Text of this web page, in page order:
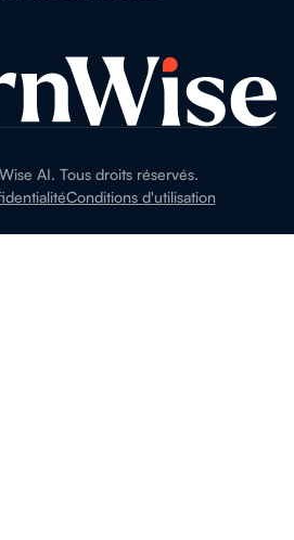
AI. Tous droits réservés.
Conditions d'utilisation